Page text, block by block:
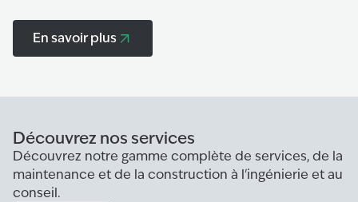
En savoir plus
Découvrez nos services
Découvrez notre gamme complète de services, de la
maintenance et de la construction à l'ingénierie et au
conseil.